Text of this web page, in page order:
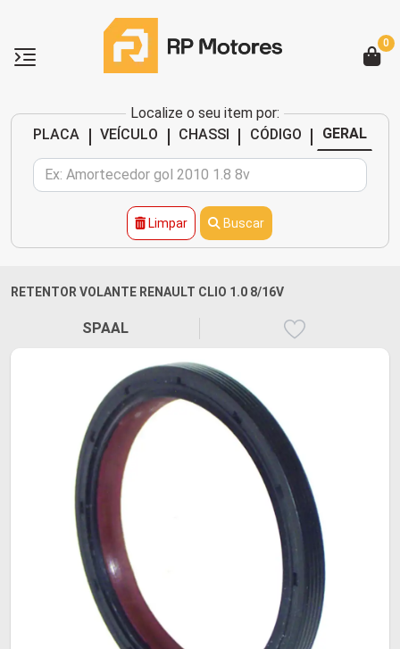
Localize o seu item por:
PLACA
| VEÍCULO | CHASSI | CÓDIGO | GERAL
Limpar Buscar
0
RETENTOR VOLANTE RENAULT CLIO 1.0 8/16V
SPAAL